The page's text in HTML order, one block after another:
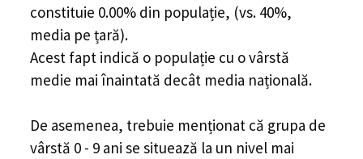
constituie 0.00% din populație, (vs. 40%,
media pe țară).
Acest fapt indică o populație cu o vârstă
medie mai înaintată decât media națională.
De asemenea, trebuie menționat că grupa de
vârstă 0 - 9 ani se situează la un nivel mai